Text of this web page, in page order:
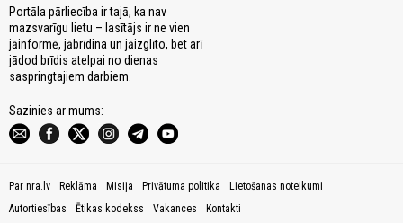
Portāla pārliecība ir tajā, ka nav
mazsvarīgu lietu – lasītājs ir ne vien
jāinformē, jābrīdina un jāizglīto, bet arī
jādod brīdis atelpai no dienas
saspringtajiem darbiem.
Sazinies ar mums:
Par nra.lv Reklāma Misija Privātuma politika
Lietošanas noteikumi
Autortiesības
Ētikas kodekss Vakances Kontakti